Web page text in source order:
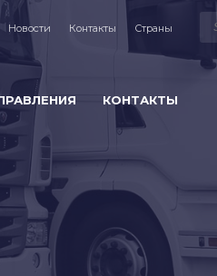
Новости Контакты Страны
КОНТАКТЫ